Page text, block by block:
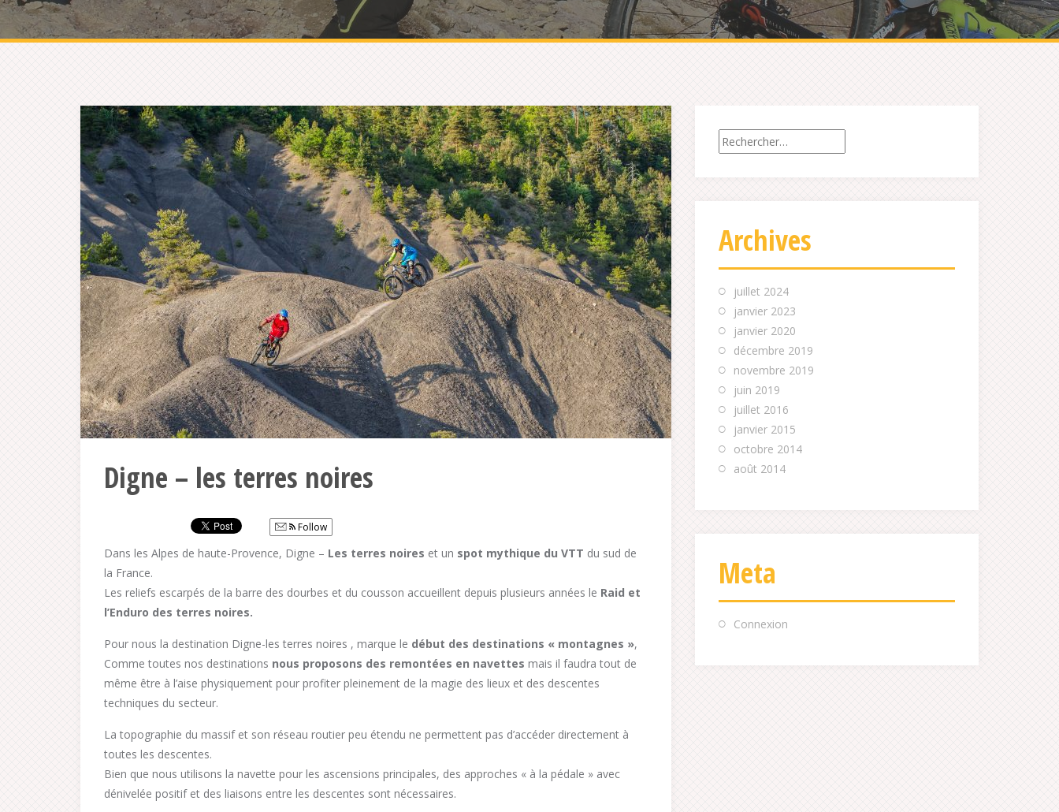
Digne – les terres noires
Follow
Dans les Alpes de haute-Provence, Digne – Les terres noires et un spot mythique du VTT du sud de
la France.
Les reliefs escarpés de la barre des dourbes et du cousson accueillent depuis plusieurs années le Raid et
l’Enduro des terres noires.
Pour nous la destination Digne-les terres noires , marque le début des destinations « montagnes »,
Comme toutes nos destinations nous proposons des remontées en navettes mais il faudra tout de
même être à l’aise physiquement pour profiter pleinement de la magie des lieux et des descentes
techniques du secteur.
La topographie du massif et son réseau routier peu étendu ne permettent pas d’accéder directement à
toutes les descentes.
Bien que nous utilisons la navette pour les ascensions principales, des approches « à la pédale » avec
dénivelée positif et des liaisons entre les descentes sont nécessaires.
Rechercher :
Archives
juillet 2024
janvier 2023
janvier 2020
décembre 2019
novembre 2019
juin 2019
juillet 2016
janvier 2015
octobre 2014
août 2014
Meta
Connexion